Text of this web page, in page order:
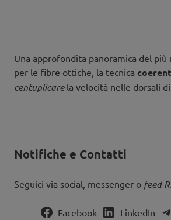
Una approfondita panoramica del
per le fibre ottiche, la tecnica
centuplicarela velocità nelle dorsali
Notifiche e Contatti
Seguici via social, messenger o feed
Facebook LinkedIn